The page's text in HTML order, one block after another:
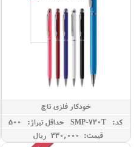
خودکار فلزی تاچ
کد: SMP-730T
حداقل تيراژ: 500
قیمت: 330,000 ريال